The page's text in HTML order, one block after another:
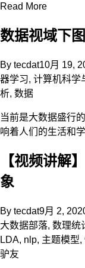
Read More
数据视域下
By tecdat10月 19,
器学习, 计算机科学
析, 数据
当前是大数据盛行
响着人们的生活和
【视频讲解
象
By tecdat9月 2,
大数据部落, 数理统
LDA, nlp, 主题模型,
驴友